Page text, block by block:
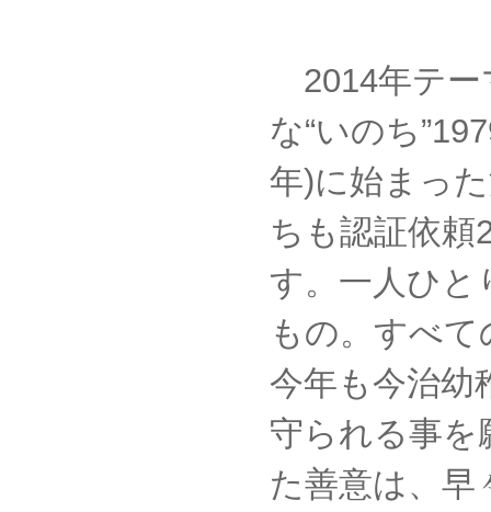
2014年テー
な“いのち
年)に始まっ
ちも認証依頼
す。一人ひと
もの。すべ
今年も今治幼
守られる事を
た善意は、早